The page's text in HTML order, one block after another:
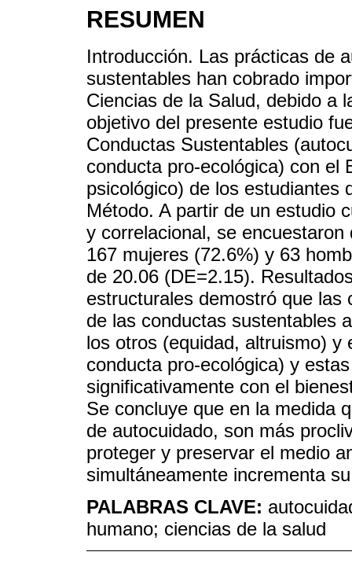
RESUMEN
Introducción. Las prácticas de
sustentables han cobrado
Ciencias de la Salud, debido a
objetivo del presente estudio
Conductas Sustentables
conducta pro-ecológica) con el
psicológico) de los estudiantes
Método. A partir de un estudio
y correlacional, se
167 mujeres (72.6%) y 63
de 20.06 (DE=2.15).
estructurales demostró que las
de las conductas sustentables
los otros (equidad, altruismo) y
conducta pro-ecológica) y
significativamente con el
Se concluye que en la medida
de autocuidado, son más
proteger y preservar el medio
simultáneamente incrementa
PALABRAS CLAVE:
humano; ciencias de la salud